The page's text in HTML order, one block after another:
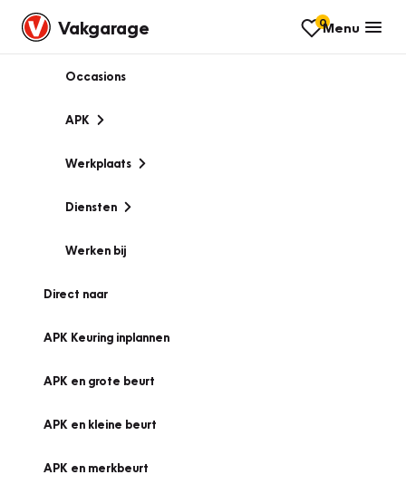
Vakgarage 0Menu
Occasions
APK
Werkplaats
Diensten
Werken bij
Direct naar
APK Keuring inplannen
APK en grote beurt
APK en kleine beurt
APK en merkbeurt